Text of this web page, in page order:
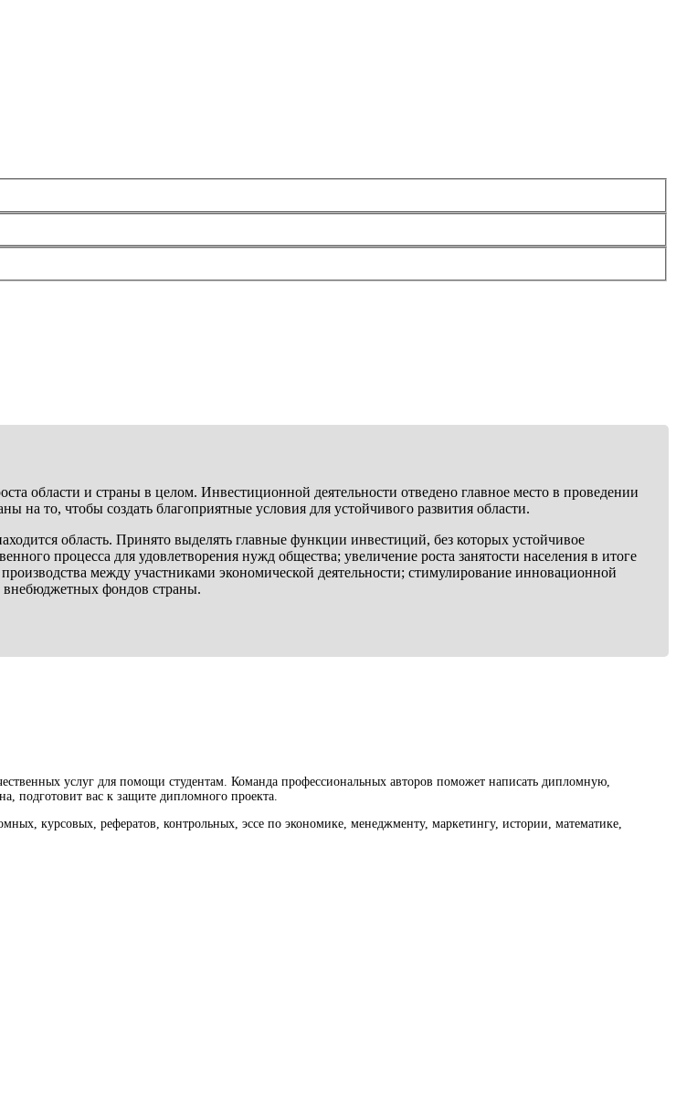
области и страны в целом. Инвестиционной деятельности отведено главное место в проведении
то, чтобы создать благоприятные условия для устойчивого развития области.
область. Принято выделять главные функции инвестиций, без которых устойчивое
процесса для удовлетворения нужд общества; увеличение роста занятости населения в итоге
между участниками экономической деятельности; стимулирование инновационной
внебюджетных фондов страны.
услуг для помощи студентам. Команда профессиональных авторов поможет написать дипломную,
подготовит вас к защите дипломного проекта.
курсовых, рефератов, контрольных, эссе по экономике, менеджменту, маркетингу, истории, математике,